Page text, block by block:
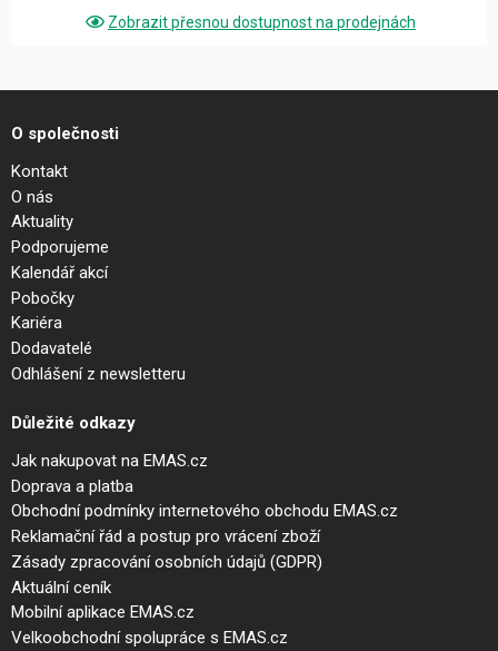
Zobrazit přesnou dostupnost na prodejnách
O společnosti
Kontakt
O nás
Aktuality
Podporujeme
Kalendář akcí
Pobočky
Kariéra
Dodavatelé
Odhlášení z newsletteru
Důležité odkazy
Jak nakupovat na EMAS.cz
Doprava a platba
Obchodní podmínky internetového obchodu EMAS.cz
Reklamační řád a postup pro vrácení zboží
Zásady zpracování osobních údajů (GDPR)
Aktuální ceník
Mobilní aplikace EMAS.cz
Velkoobchodní spolupráce s EMAS.cz